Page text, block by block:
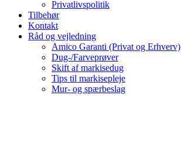
Privatlivspolitik
Tilbehør
Kontakt
Råd og vejledning
Amico Garanti (Privat og Erhverv)
Dug-/Farveprøver
Skift af markisedug
Tips til markisepleje
Mur- og spærbeslag